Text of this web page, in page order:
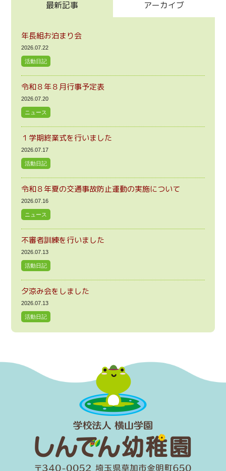
最新記事 アーカイブ
年長組お泊まり会
2026.07.22
活動日記
令和８年８月行事予定表
2026.07.20
ニュース
１学期終業式を行いました
2026.07.17
活動日記
令和８年夏の交通事故防止運動の実施について
2026.07.16
ニュース
不審者訓練を行いました
2026.07.13
活動日記
夕涼み会をしました
2026.07.13
活動日記